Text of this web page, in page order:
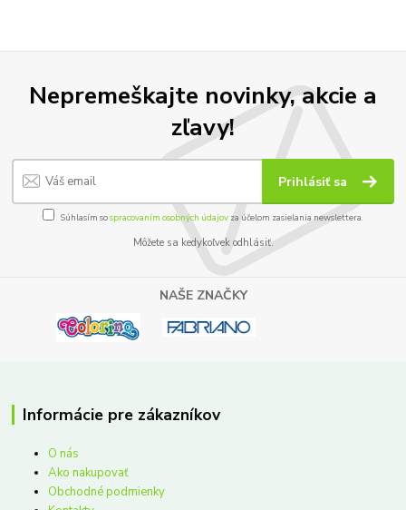
Nepremeškajte novinky, akcie a
zľavy!
Prihlásiť sa
Súhlasím sospracovaním osobných údajov za účelom zasielania newslettera.
Môžete sa kedykoľvek odhlásiť.
NAŠE ZNAČKY
Informácie pre zákazníkov
O nás
Ako nakupovať
Obchodné podmienky